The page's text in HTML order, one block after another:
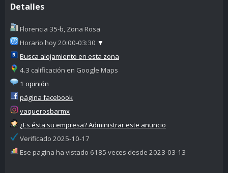
Detalles
Florencia 35-b, Zona Rosa
Horario hoy 20:00-03:30 ▼
Busca alojamiento en esta zona
4.3 calificación en Google Maps
1 opinión
página facebook
vaquerosbarmx
¿Es ésta su empresa? Administrar este anuncio
Verificado 2025-10-17
Ese pagina ha vistado 6185 veces desde 2023-03-13